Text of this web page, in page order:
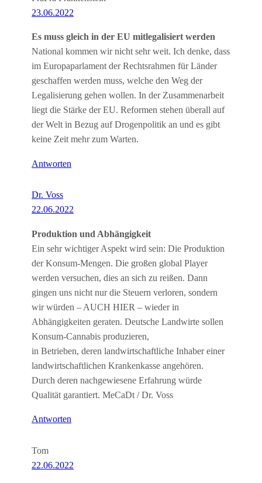
23.06.2022
Es muss gleich in der EU mitlegalisiert werden
National kommen wir nicht sehr weit. Ich denke, dass
im Europaparlament der Rechtsrahmen für Länder
geschaffen werden muss, welche den Weg der
Legalisierung gehen wollen. In der Zusammenarbeit
liegt die Stärke der EU. Reformen stehen überall auf
der Welt in Bezug auf Drogenpolitik an und es gibt
keine Zeit mehr zum Warten.
Antworten
Dr. Voss
22.06.2022
Produktion und Abhängigkeit
Ein sehr wichtiger Aspekt wird sein: Die Produktion
der Konsum-Mengen. Die großen global Player
werden versuchen, dies an sich zu reißen. Dann
gingen uns nicht nur die Steuern verloren, sondern
wir würden – AUCH HIER – wieder in
Abhängigkeiten geraten. Deutsche Landwirte sollen
Konsum-Cannabis produzieren,
in Betrieben, deren landwirtschaftliche Inhaber einer
landwirtschaftlichen Krankenkasse angehören.
Durch deren nachgewiesene Erfahrung würde
Qualität garantiert. MeCaDt / Dr. Voss
Antworten
Tom
22.06.2022